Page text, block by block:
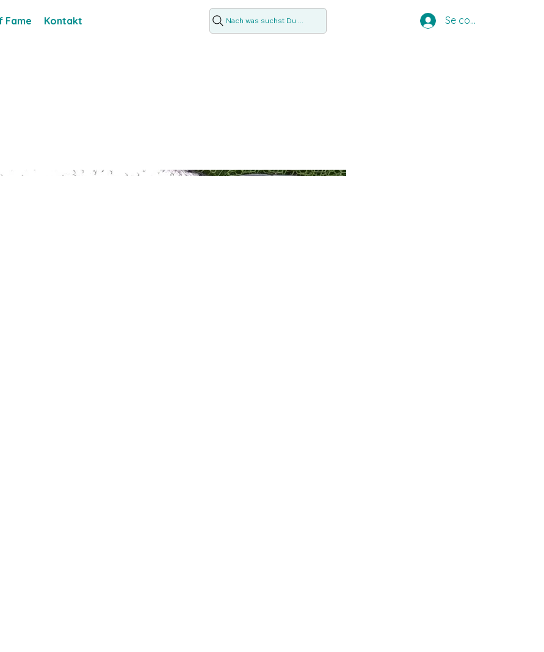
Fame Kontakt Nach was suchst Du ... Se connecter